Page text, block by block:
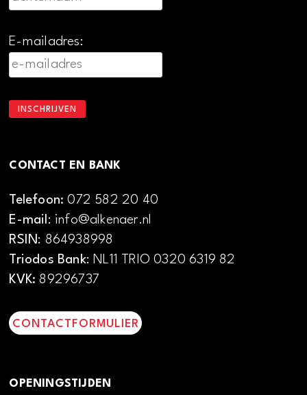
E-mailadres:
CONTACT EN BANK
Telefoon:072 582 20 40
E-mail : info@alkenaer.nl
RSIN : 864938998
Triodos Bank: NL11 TRIO 0320 6319 82
KVK: 89296737
CONTACTFORMULIER
OPENINGSTIJDEN